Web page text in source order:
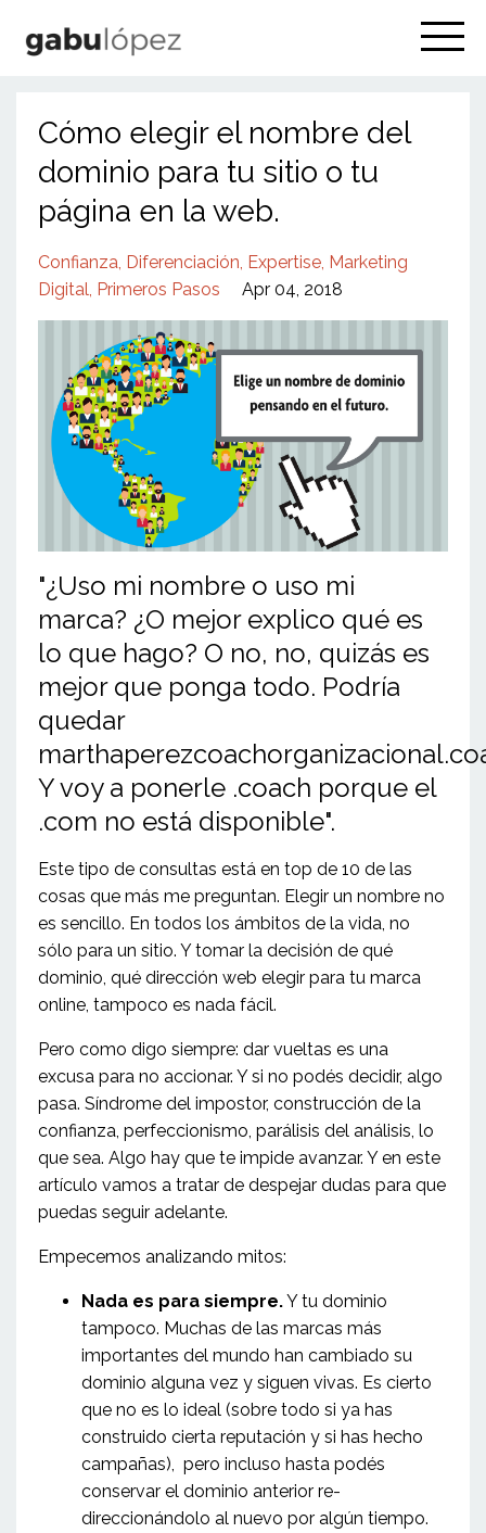
Cómo elegir el nombre del
dominio para tu sitio o tu
página en la web.
Confianza Diferenciación Expertise Marketing
Digital Primeros Pasos Apr 04, 2018
"¿Uso mi nombre o uso mi
marca? ¿O mejor explico qué es
lo que hago? O no, no, quizás es
mejor que ponga todo. Podría
quedar
Y voy a ponerle .coach porque el
.com no está disponible".
Este tipo de consultas está en top de 10 de las
cosas que más me preguntan. Elegir un nombre no
es sencillo. En todos los ámbitos de la vida, no
sólo para un sitio. Y tomar la decisión de qué
dominio, qué dirección web elegir para tu marca
online, tampoco es nada fácil.
Pero como digo siempre: dar vueltas es una
excusa para no accionar. Y si no podés decidir, algo
pasa. Síndrome del impostor, construcción de la
confianza, perfeccionismo, parálisis del análisis, lo
que sea. Algo hay que te impide avanzar. Y en este
artículo vamos a tratar de despejar dudas para que
puedas seguir adelante.
Empecemos analizando mitos:
Nada es para siempre.Y tu dominio
tampoco. Muchas de las marcas más
importantes del mundo han cambiado su
dominio alguna vez y siguen vivas. Es cierto
que no es lo ideal (sobre todo si ya has
construido cierta reputación y si has hecho
campañas), pero incluso hasta podés
conservar el dominio anterior re-
direccionándolo al nuevo por algún tiempo.